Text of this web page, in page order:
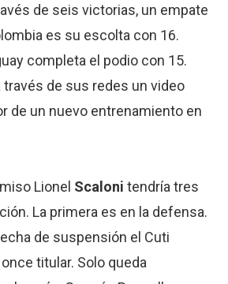
de seis victorias, un empate
es su escolta con 16.
completa el podio con 15.
través de sus redes un video
de un nuevo entrenamiento en
Lionel Scaloni tendría tres
La primera es en la defensa.
de suspensión el Cuti
titular. Solo queda